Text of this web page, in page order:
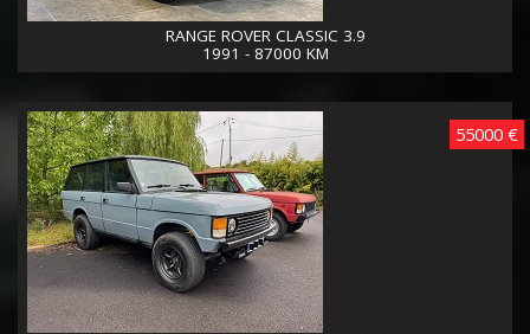
RANGE ROVER CLASSIC 3.9
1991 - 87000 KM
55000 €